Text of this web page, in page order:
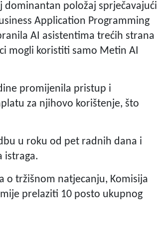
položaj sprječavajući
Application Programming
AI asistentima trećih strana
mogli koristiti samo Metin AI
promijenila pristup i
za njihovo korištenje, što
u roku od pet radnih dana i
istraga.
o tržišnom natjecanju, Komisija
prelaziti 10 posto ukupnog